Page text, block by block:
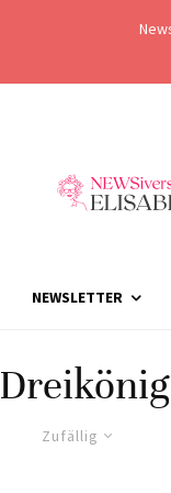
NEWSLETTER
Dreikönig
Zufällig